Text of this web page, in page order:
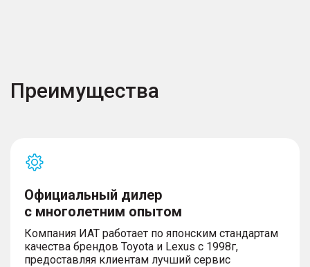
Преимущества
Официальный дилер
с многолетним опытом
Компания ИАТ работает по японским стандартам
качества брендов Toyota и Lexus с 1998г,
предоставляя клиентам лучший сервис